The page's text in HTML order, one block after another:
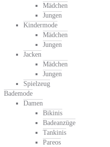
Mädchen
Jungen
Kindermode
Mädchen
Jungen
Jacken
Mädchen
Jungen
Spielzeug
Bademode
Damen
Bikinis
Badeanzüge
Tankinis
Pareos